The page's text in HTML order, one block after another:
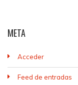
META
Acceder
Feed de entradas